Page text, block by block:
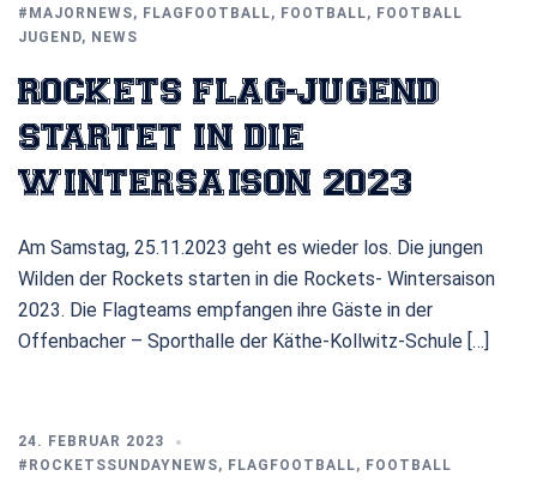
#MAJORNEWS, FLAGFOOTBALL, FOOTBALL, FOOTBALL
JUGEND, NEWS
ROCKETS FLAG-JUGEND
STARTET IN DIE
WINTERSAISON 2023
Am Samstag, 25.11.2023 geht es wieder los. Die jungen
Wilden der Rockets starten in die Rockets- Wintersaison
2023. Die Flagteams empfangen ihre Gäste in der
Offenbacher – Sporthalle der Käthe-Kollwitz-Schule […]
24. FEBRUAR 2023
#ROCKETSSUNDAYNEWS, FLAGFOOTBALL, FOOTBALL